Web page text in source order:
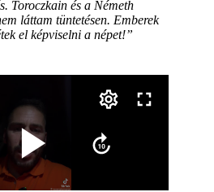
Toroczkain és a Németh
láttam tüntetésen. Emberek
el képviselni a népet!”